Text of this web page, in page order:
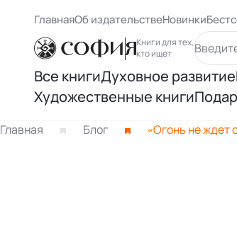
ГлавнаяОб издательствеНовинки
Книги для тех,
кто ищет
Все книгиДуховное развитие
Духовный рост
Художественные книги
Книги Карлоса Кастанеды
Главная Блог «Огонь не ждет